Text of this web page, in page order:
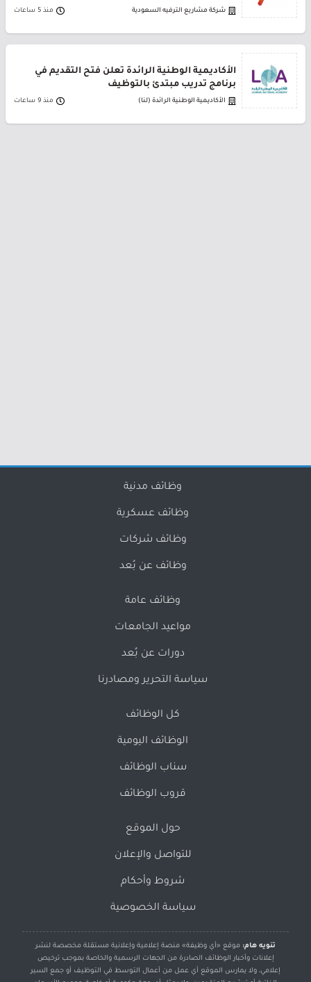
شركة مشاريع الترفيه السعودية منذ 5 ساعات
الأكاديمية الوطنية الرائدة تعلن فتح التقديم في
برنامج تدريب مبتدئ بالتوظيف
الأكاديمية الوطنية الرائدة (لنا) منذ 9 ساعات
وظائف مدنية
وظائف عسكرية
وظائف شركات
وظائف عن بُعد
وظائف عامة
مواعيد الجامعات
دورات عن بُعد
سياسة التحرير ومصادرنا
كل الوظائف
الوظائف اليومية
سناب الوظائف
قروب الوظائف
حول الموقع
للتواصل والإعلان
شروط وأحكام
سياسة الخصوصية
تنويه هام: موقع «أي وظيفة» منصة إعلامية وإعلانية مستقلة مخصصة لنشر
إعلانات وأخبار الوظائف الصادرة من الجهات الرسمية والخاصة بموجب ترخيص
إعلامي، ولا يمارس الموقع أي عمل من أعمال التوسط في التوظيف أو جمع السير